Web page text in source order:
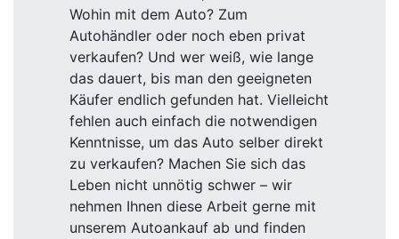
Wohin mit dem Auto? Zum
Autohändler oder noch eben privat
verkaufen? Und wer weiß, wie lange
das dauert, bis man den geeigneten
Käufer endlich gefunden hat. Vielleicht
fehlen auch einfach die notwendigen
Kenntnisse, um das Auto selber direkt
zu verkaufen? Machen Sie sich das
Leben nicht unnötig schwer – wir
nehmen Ihnen diese Arbeit gerne mit
unserem Autoankauf ab und finden